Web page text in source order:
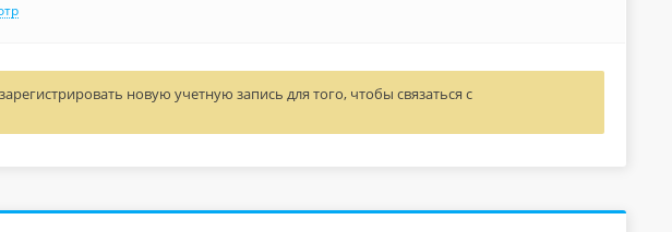
новую учетную запись для того, чтобы связаться с